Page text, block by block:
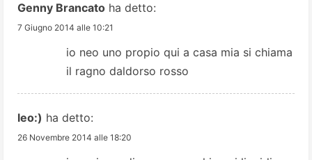
Genny Brancato ha detto:
7 Giugno 2014 alle 10:21
io neo uno propio qui a casa mia si chiama
il ragno daldorso rosso
leo:) ha detto:
26 Novembre 2014 alle 18:20